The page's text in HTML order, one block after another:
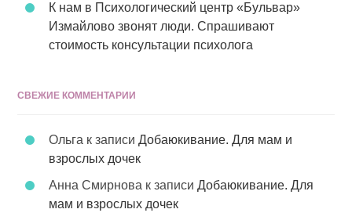
К нам в Психологический центр «Бульвар»
Измайлово звонят люди. Спрашивают
стоимость консультации психолога
СВЕЖИЕ КОММЕНТАРИИ
Ольга к записиДобаюкивание. Для мам и
взрослых дочек
Анна Смирнова к записиДобаюкивание. Для
мам и взрослых дочек